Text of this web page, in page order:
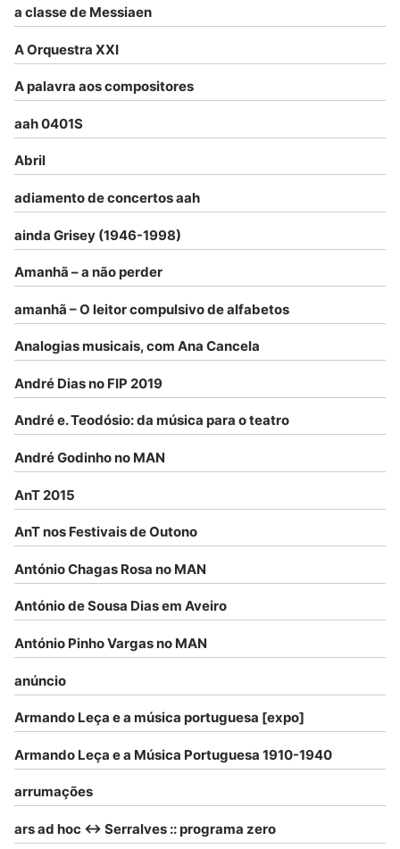
a classe de Messiaen
A Orquestra XXI
A palavra aos compositores
aah 0401S
Abril
adiamento de concertos aah
ainda Grisey (1946-1998)
Amanhã – a não perder
amanhã – O leitor compulsivo de alfabetos
Analogias musicais, com Ana Cancela
André Dias no FIP 2019
André e. Teodósio: da música para o teatro
André Godinho no MAN
AnT 2015
AnT nos Festivais de Outono
António Chagas Rosa no MAN
António de Sousa Dias em Aveiro
António Pinho Vargas no MAN
anúncio
Armando Leça e a música portuguesa [expo]
Armando Leça e a Música Portuguesa 1910-1940
arrumações
ars ad hoc <-> Serralves :: programa zero